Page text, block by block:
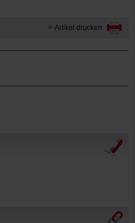
Artikel drucken